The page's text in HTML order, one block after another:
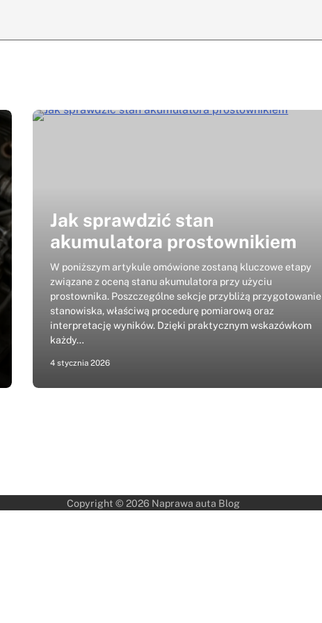
Jak sprawdzić stan
akumulatora prostownikiem
W poniższym artykule omówione zostaną kluczowe etapy
związane z oceną stanu akumulatora przy użyciu
prostownika. Poszczególne sekcje przybliżą przygotowanie
stanowiska, właściwą procedurę pomiarową oraz
interpretację wyników. Dzięki praktycznym wskazówkom
każdy…
4 stycznia 2026
Copyright © 2026 Naprawa auta Blog